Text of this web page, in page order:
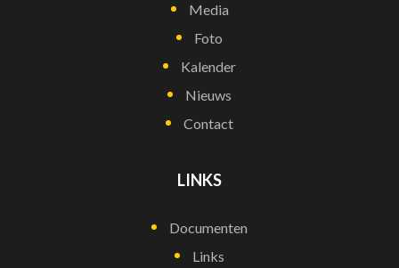
Media
Foto
Kalender
Nieuws
Contact
LINKS
Documenten
Links